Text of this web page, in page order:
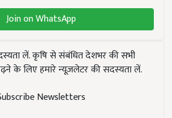
Join on WhatsApp
लें. कृषि से संबंधित देशभर की सभी
के लिए हमारे न्यूज़लेटर की सदस्यता लें.
Newsletters